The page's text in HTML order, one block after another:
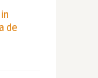
de